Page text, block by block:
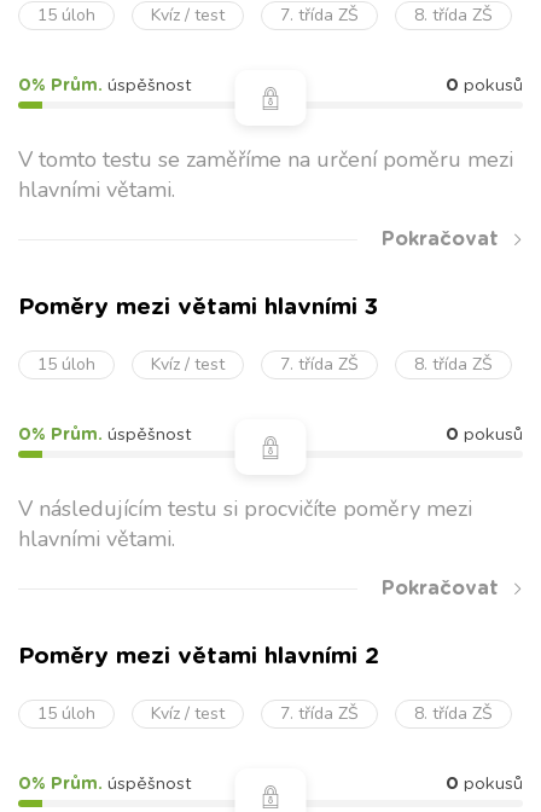
k
výzvu
vykřičník
přací přání tečka
Kéž by
zvolací
15 úloh Kvíz / test 7. třída ZŠ 8. třída ZŠ
0% Prům. úspěšnost 0 pokusů
V tomto testu se zaměříme na určení poměru mezi
hlavními větami.
Pokračovat
Poměry mezi větami hlavními 3
15 úloh Kvíz / test 7. třída ZŠ 8. třída ZŠ
0% Prům. úspěšnost 0 pokusů
V následujícím testu si procvičíte poměry mezi
hlavními větami.
Pokračovat
Poměry mezi větami hlavními 2
15 úloh Kvíz / test 7. třída ZŠ 8. třída ZŠ
0% Prům. úspěšnost 0 pokusů